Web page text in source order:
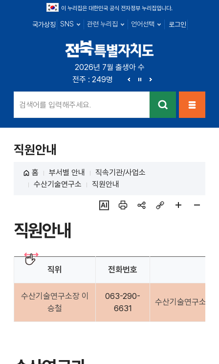
전북특별자치
도
2026년 7월 출생아 수
전주 : 249명 군산 : 89명
이 누리집은 대한민국 공식 전자정부 누리집입니다.
국가상징 SNS 관련 누리집 언어선택 로그인
직원안내
홈 부서별 안내
직속기관/사업소
수산기술연구소
직원안내
직원안내
직위 전화번호
수산기술연구소장 이
승철
063-290-
6631
수산기술연구소 업